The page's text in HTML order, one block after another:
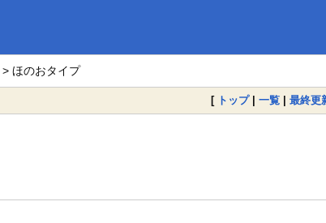
> ほのおタイプ
[ トップ| 一覧 | 最終更